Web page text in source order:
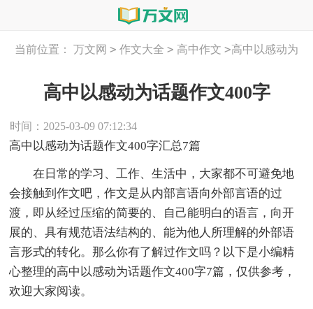
当前位置： 万文网 > 作文大全 > 高中作文 >高中以感动为
高中以感动为话题作文400字
时间：2025-03-09 07:12:34
高中以感动为话题作文400字汇总7篇
在日常的学习、工作、生活中，大家都不可避免地
会接触到作文吧，作文是从内部言语向外部言语的过
渡，即从经过压缩的简要的、自己能明白的语言，向开
展的、具有规范语法结构的、能为他人所理解的外部语
言形式的转化。那么你有了解过作文吗？以下是小编精
心整理的高中以感动为话题作文400字7篇，仅供参考，
欢迎大家阅读。